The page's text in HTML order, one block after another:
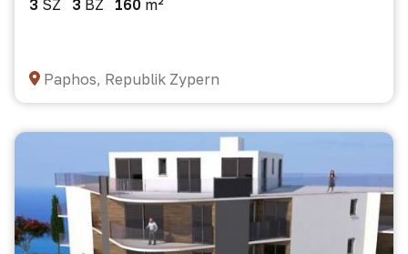
3 SZ 3 BZ 160 m²
Paphos, Republik Zypern